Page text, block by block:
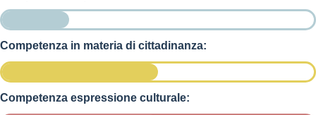
Competenza in materia di cittadinanza:
Competenza espressione culturale: